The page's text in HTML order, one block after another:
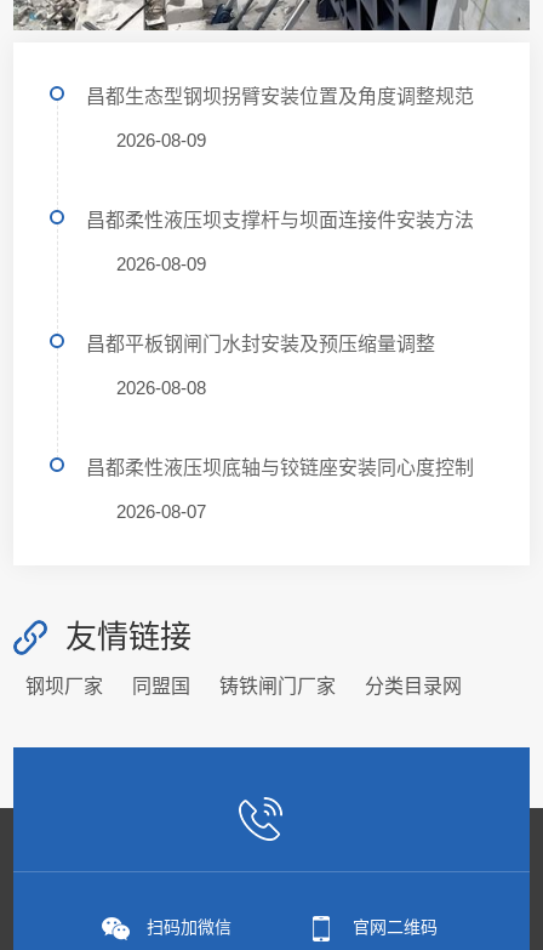
昌都生态型钢坝拐臂安装位置及角度调整规范
2026-08-09
昌都柔性液压坝支撑杆与坝面连接件安装方法
2026-08-09
昌都平板钢闸门水封安装及预压缩量调整
2026-08-08
昌都柔性液压坝底轴与铰链座安装同心度控制
2026-08-07
友情链接
钢坝厂家 同盟国 铸铁闸门厂家 分类目录网
扫码加微信 官网二维码